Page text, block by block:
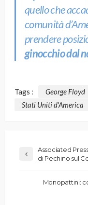
quello che
comunità
prendere
ginocchio dal
Tags : George Floyd
Stati Uniti d'America
Associated
di Pechino sul
Monopattini: